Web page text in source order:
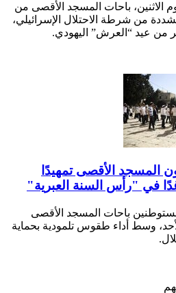
الاثنين، باحات المسجد الأقصى من
من شرطة الاحتلال الإسرائيلي،
من عيد “العرش” اليهودي.
المسجد الأقصى تمهيدًا
في "رأس السنة العبرية"
باحات المسجد الأقصى
وسط أداء طقوس تلمودية بحماية